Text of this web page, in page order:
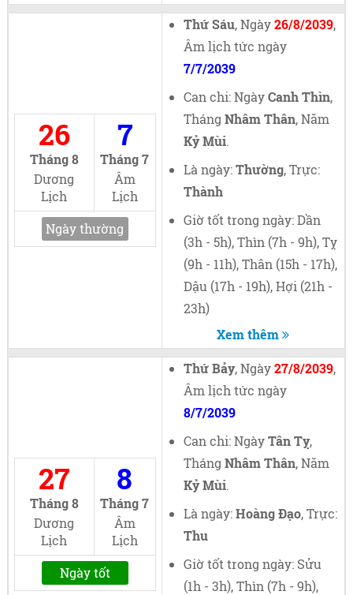
26
Tháng 8
Dương
Lịch
7
Tháng 7
Âm
Lịch
Ngày thường
Thứ Sáu, Ngày26/8/2039,
Âm lịch tức ngày
7/7/2039
Can chi: NgàyCanh Thìn,
Tháng Nhâm Thân, Năm
Kỷ Mùi.
Là ngày:Thường, Trực:
Thành
Giờ tốt trong ngày: Dần
(3h - 5h), Thìn (7h - 9h), Tỵ
(9h - 11h), Thân (15h - 17h),
Dậu (17h - 19h), Hợi (21h -
23h)
Xem thêm
27
Tháng 8
Dương
Lịch
8
Tháng 7
Âm
Lịch
Ngày tốt
Thứ Bảy, Ngày27/8/2039,
Âm lịch tức ngày
8/7/2039
Can chi: NgàyTân Tỵ,
Tháng Nhâm Thân, Năm
Kỷ Mùi.
Là ngày:Hoàng Đạo, Trực:
Thu
Giờ tốt trong ngày: Sửu
(1h - 3h), Thìn (7h - 9h),